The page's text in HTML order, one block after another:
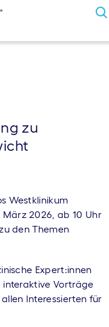
zu
Westklinikum
2026, ab 10 Uhr
den Themen
Expert:innen
interaktive Vorträge
Interessierten für